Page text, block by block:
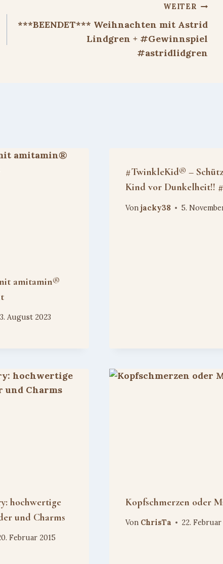
WEITER
***BEENDET*** Weihnachten mit Astrid
Lindgren + #Gewinnspiel
#astridlidgren
amitamin®
August 2023
#TwinkleKid® –
Kind vor Dunkelheit!!
Von jacky38 5.
hochwertige
und Charms
Februar 2015
Kopfschmerzen oder
Von ChrisTa 22. Februar